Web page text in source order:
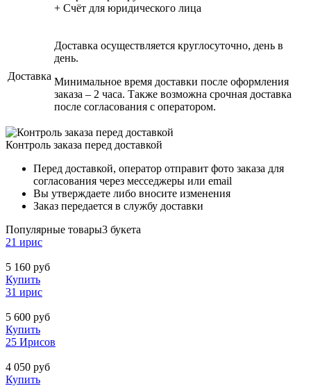
+ Счёт для юридического лица
Доставка
Доставка осуществляется круглосуточно, день в
день.
Минимальное время доставки после оформления
заказа – 2 часа. Также возможна срочная доставка
после согласования с оператором.
Контроль заказа перед доставкой
Перед доставкой, оператор отправит фото заказа для
согласования через месседжеры или email
Вы утверждаете либо вносите изменения
Заказ передается в службу доставки
Популярные товары3 букета
21 ирис
5 160 руб
Купить
31 ирис
5 600 руб
Купить
25 Ирисов
4 050 руб
Купить